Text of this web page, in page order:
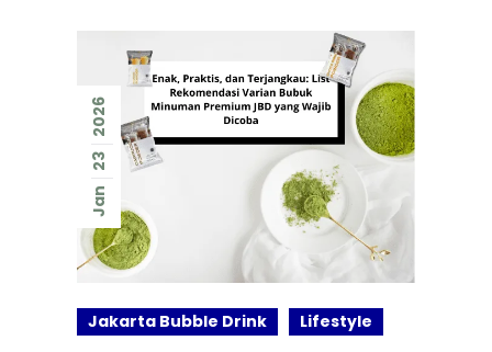
Jan
23
2026
Jakarta Bubble Drink Lifestyle